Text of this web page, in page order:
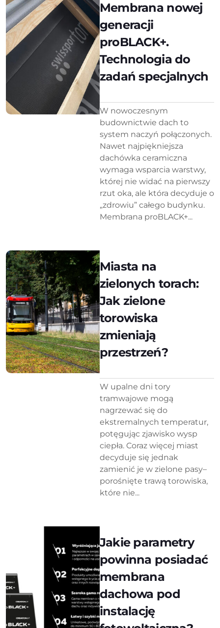
Membrana nowej
generacji
proBLACK+.
Technologia do
zadań specjalnych
W nowoczesnym
budownictwie dach to
system naczyń połączonych.
Nawet najpiękniejsza
dachówka ceramiczna
wymaga wsparcia warstwy,
której nie widać na pierwszy
rzut oka, ale która decyduje o
„zdrowiu” całego budynku.
Membrana proBLACK+...
Miasta na
zielonych torach:
Jak zielone
torowiska
zmieniają
przestrzeń?
W upalne dni tory
tramwajowe mogą
nagrzewać się do
ekstremalnych temperatur,
potęgując zjawisko wysp
ciepła. Coraz więcej miast
decyduje się jednak
zamienić je w zielone pasy–
porośnięte trawą torowiska,
które nie...
Jakie parametry
powinna posiadać
membrana
dachowa pod
instalację